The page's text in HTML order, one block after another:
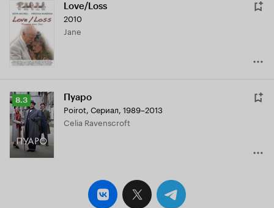
Love/Loss
2010
Jane
Рейтинг
Кинопоиска
8.3
8.3 Пуаро
Poirot, Сериал, 1989–2013
Celia Ravenscroft